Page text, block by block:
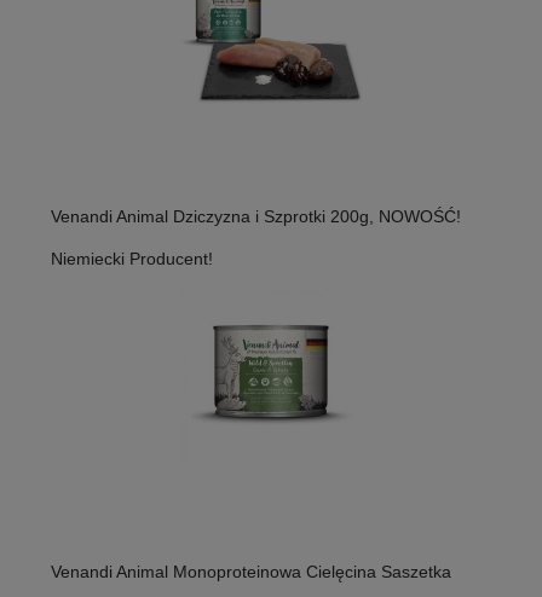
Venandi Animal Dziczyzna i Szprotki 200g, NOWOŚĆ!
Niemiecki Producent!
Venandi Animal Monoproteinowa Cielęcina Saszetka